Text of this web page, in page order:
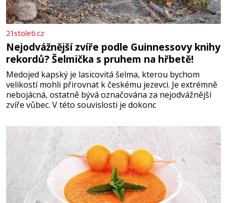
21stoleti.cz
Nejodvážnější zvíře podle Guinnessovy knihy
rekordů? Šelmička s pruhem na hřbetě!
Medojed kapský je lasicovitá šelma, kterou bychom
velikostí mohli přirovnat k českému jezevci. Je extrémně
nebojácná, ostatně bývá označována za nejodvážnější
zvíře vůbec. V této souvislosti je dokonc